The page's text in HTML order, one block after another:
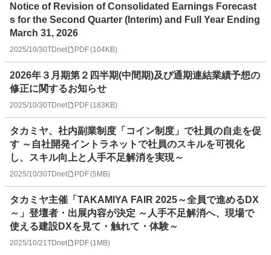
Notice of Revision of Consolidated Earnings Forecast
s for the Second Quarter (Interim) and Full Year Ending
March 31, 2026
2025/10/30TDnet PDF(104KB)
2026年３月期第２四半期(中間期)及び通期連結業績予想の
修正に関するお知らせ
2025/10/30TDnet PDF(183KB)
タカミヤ、社内副業制度「コイン制度」で社員の自走を促
す ～自社開発イントラネットで社員のスキルを可視化
し、スキル向上と人手不足解消を実現～
2025/10/30TDnet PDF(5MB)
タカミヤ主催「TAKAMIYA FAIR 2025～全員で進めるDX
～」登壇者・出展内容が決定 ～人手不足解消へ、現場で
使える建設DXを見て・触れて・体験～
2025/10/21 TDnet PDF(1MB)